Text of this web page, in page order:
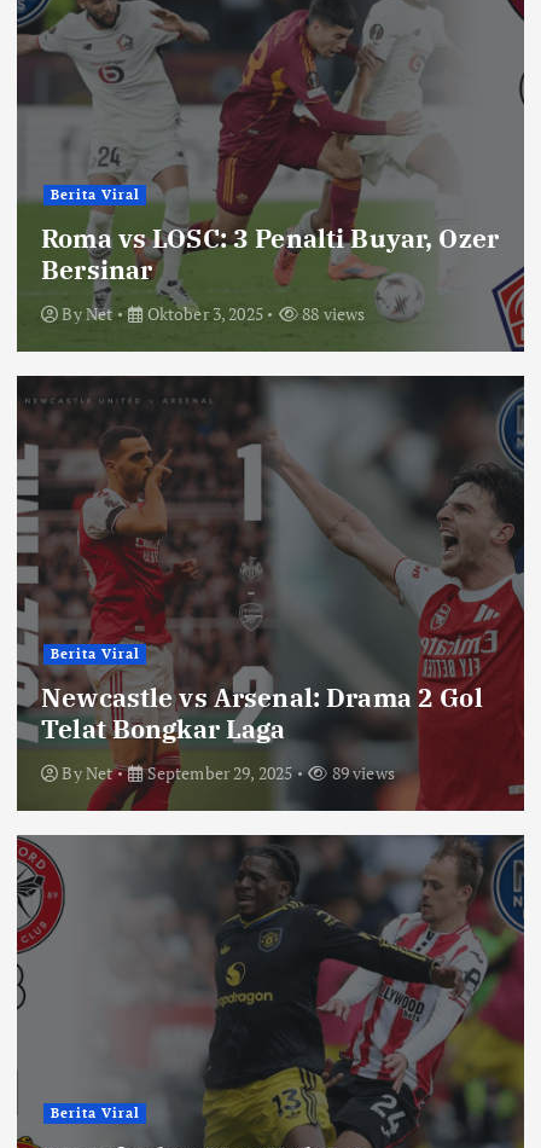
Berita Viral
Roma vs LOSC: 3 Penalti Buyar, Ozer
Bersinar
ByNet Oktober 3, 2025 88 views
Berita Viral
Newcastle vs Arsenal: Drama 2 Gol
Telat Bongkar Laga
ByNet September 29, 2025 89 views
Berita Viral